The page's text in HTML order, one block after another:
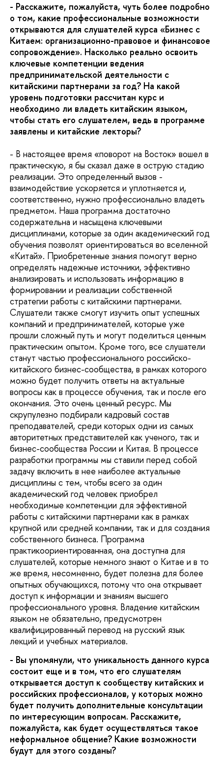
- Расскажите, пожалуйста, чуть более подробно
о том, какие профессиональные возможности
открываются для слушателей курса «Бизнес с
Китаем: организационно-правовое и финансовое
сопровождение». Насколько реально освоить
ключевые компетенции ведения
предпринимательской деятельности с
китайскими партнерами за год? На какой
уровень подготовки рассчитан курс и
необходимо ли владеть китайским языком,
чтобы стать его слушателем, ведь в программе
заявлены и китайские лекторы?
- В настоящее время «поворот на Восток» вошел в
практическую, я бы сказал даже в острую стадию
реализации. Это определенный вызов -
взаимодействие ускоряется и уплотняется и,
соответственно, нужно профессионально владеть
предметом. Наша программа достаточно
содержательна и насыщена ключевыми
дисциплинами, которые за один академический год
обучения позволят ориентироваться во вселенной
«Китай». Приобретенные знания помогут верно
определять надежные источники, эффективно
анализировать и использовать информацию в
формировании и реализации собственной
стратегии работы с китайскими партнерами.
Слушатели также смогут изучить опыт успешных
компаний и предпринимателей, которые уже
прошли сложный путь и могут поделиться ценным
практическим опытом. Кроме того, все слушатели
станут частью профессионального российско-
китайского бизнес-сообщества, в рамках которого
можно будет получить ответы на актуальные
вопросы как в процессе обучения, так и после его
окончания. Это очень ценный ресурс. Мы
скрупулезно подбирали кадровый состав
преподавателей, среди которых одни из самых
авторитетных представителей как ученого, так и
бизнес-сообщества России и Китая. В процессе
разработки программы мы ставили перед собой
задачу включить в нее наиболее актуальные
дисциплины с тем, чтобы всего за один
академический год человек приобрел
необходимые компетенции для эффективной
работы с китайскими партнерами как в рамках
крупной или средней компании, так и для создания
собственного бизнеса. Программа
практикоориентированная, она доступна для
слушателей, которые немного знают о Китае и в то
же время, несомненно, будет полезна для более
опытных обучающихся, потому что она открывает
доступ к информации и знаниям высшего
профессионального уровня. Владение китайским
языком не обязательно, предусмотрен
квалифицированный перевод на русский язык
лекций и учебных материалов.
- Вы упомянули, что уникальность данного курса
состоит еще и в том, что его слушателям
открывается доступ к сообществу китайских и
российских профессионалов, у которых можно
будет получить дополнительные консультации
по интересующим вопросам. Расскажите,
пожалуйста, как будет осуществляться такое
неформальное общение? Какие возможности
будут для этого созданы?